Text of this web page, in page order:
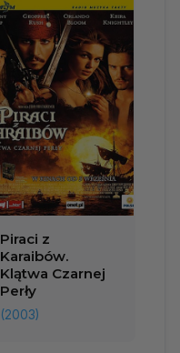
Piraci z
Karaibów.
Klątwa Czarnej
Perły
(2003)